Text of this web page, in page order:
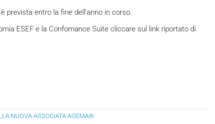
prevista entro la fine dell’anno in corso.
ESEF e la Confomance Suite cliccare sul link riportato di
NUOVA ASSOCIATA AGEMA®